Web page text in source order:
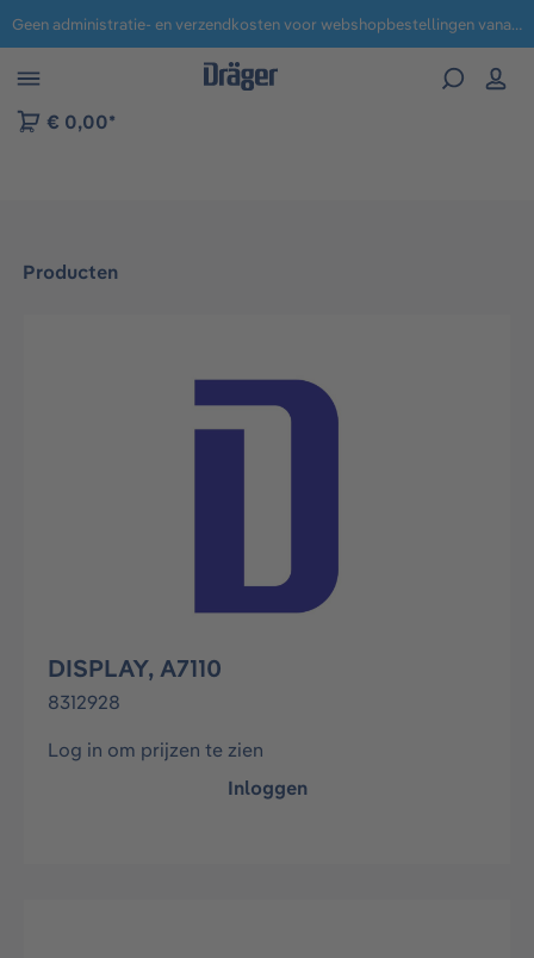
naar navigatie B2B-platform Geen administratie- en verzendkosten voor webshopbestellingen vanaf € 100,-.
€ 0,00*
Producten
Afbeeldingengalerij overslaan
DISPLAY, A7110
8312928
Log in om prijzen te zien
Inloggen